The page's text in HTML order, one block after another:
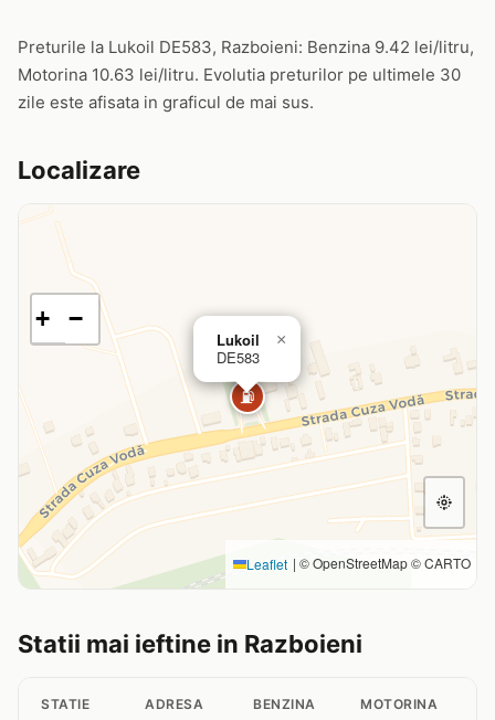
Preturile la Lukoil DE583, Razboieni: Benzina 9.42 lei/litru,
Motorina 10.63 lei/litru. Evolutia preturilor pe ultimele 30
zile este afisata in graficul de mai sus.
Localizare
⛽
Lukoil
DE583
×
+ −
Leaflet | © OpenStreetMap © CARTO
Statii mai ieftine in Razboieni
STATIE ADRESA BENZINA MOTORINA